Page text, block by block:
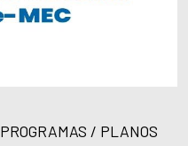
PROGRAMAS / PLANOS